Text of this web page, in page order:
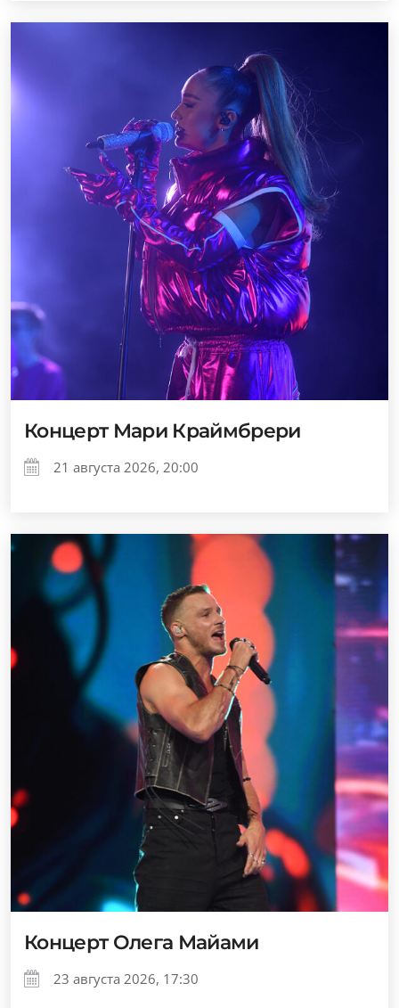
Концерт Мари Краймбрери
21 августа 2026, 20:00
Концерт Олега Майами
23 августа 2026, 17:30